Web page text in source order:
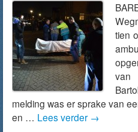
tien
van
melding was er sprake van
en … Lees verder →